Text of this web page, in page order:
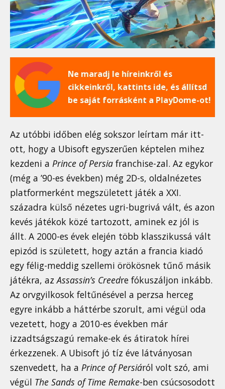
Ne maradj le híreinkről és
cikkeinkről, kattints ide, és állítsd
be saját forrásként a PlayDome-ot!
Az utóbbi időben elég sokszor leírtam már itt-
ott, hogy a Ubisoft egyszerűen képtelen mihez
kezdeni a Prince of Persia franchise-zal. Az egykor
(még a ’90-es években) még 2D-s, oldalnézetes
platformerként megszületett játék a XXI.
századra külső nézetes ugri-bugrivá vált, és azon
kevés játékok közé tartozott, aminek ez jól is
állt. A 2000-es évek elején több klasszikussá vált
epizód is született, hogy aztán a francia kiadó
egy félig-meddig szellemi örökösnek tűnő másik
játékra, azAssassin’s Creedre fókuszáljon inkább.
Az orvgyilkosok feltűnésével a perzsa herceg
egyre inkább a háttérbe szorult, ami végül oda
vezetett, hogy a 2010-es években már
izzadtságszagú remake-ek és átiratok hírei
érkezzenek. A Ubisoft jó tíz éve látványosan
szenvedett, ha a Prince of Persiáról volt szó, ami
végül The Sands of Time Remake-ben csúcsosodott